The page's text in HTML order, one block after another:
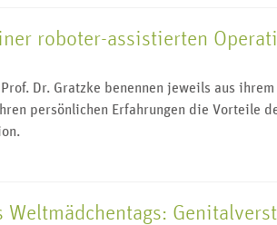
roboter-assistierten
Dr. Gratzke benennen jeweils aus
persönlichen Erfahrungen die Vorteile
Weltmädchentags: